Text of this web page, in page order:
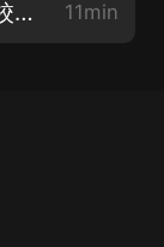
從技術員到中國藥神，他又給母校捐了1.5億 11min